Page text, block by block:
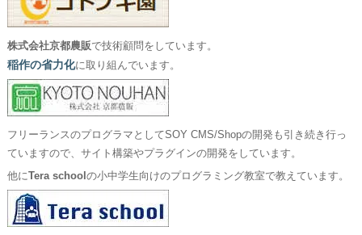
株式会社京都農販で技術顧問をしています。
稲作の省力化に取り組んでいます。
フリーランスのプログラマとしてSOY CMS/Shopの開発も引き続き行っ
ていますので、サイト構築やプラグインの開発をしています。
他にTera school の小中学生向けのプログラミング教室で教えています。